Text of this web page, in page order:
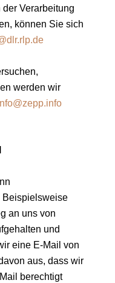
Verarbeitung
können Sie sich
werden wir
Beispielsweise
an uns von
und
eine E-Mail von
aus, dass wir
berechtigt